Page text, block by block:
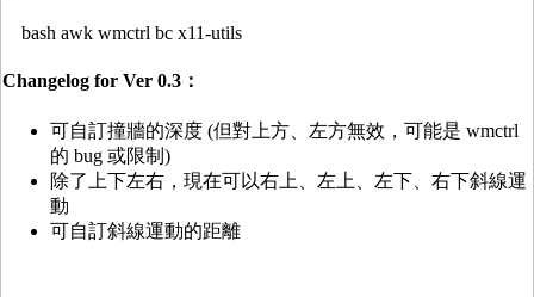
bash awk wmctrl bc x11-utils
Changelog for Ver 0.3：
可自訂撞牆的深度 (但對上方、左方無效，可能是 wmctrl
的 bug 或限制)
除了上下左右，現在可以右上、左上、左下、右下斜線運
動
可自訂斜線運動的距離